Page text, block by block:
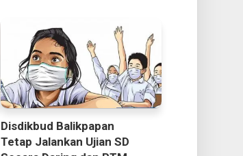
Disdikbud Balikpapan
Tetap Jalankan Ujian SD